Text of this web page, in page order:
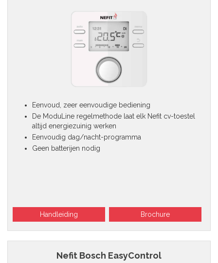
Eenvoud, zeer eenvoudige bediening
De ModuLine regelmethode laat elk Nefit cv-toestel
altijd energiezuinig werken
Eenvoudig dag/nacht-programma
Geen batterijen nodig
Handleiding Brochure
Nefit Bosch EasyControl